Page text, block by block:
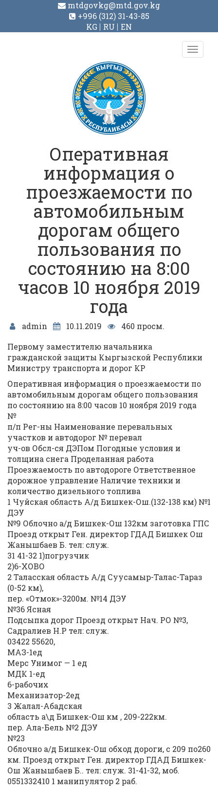
mtdgovkg@mtd.gov.kg
+996 (312) 31-43-85
KG
RU EN
Toggle
Оперативная
информация о
проезжаемости по
автомобильным
дорогам общего
пользования по
состоянию на 8:00
часов 10 ноября 2019
года
admin 10.11.2019
460 просм.
Первому заместителю начальника
гражданской защиты Кыргызской Республики
Министру транспорта и дорог КР
Оперативная информация о проезжаемости по
автомобильным дорогам общего пользования
по состоянию на 8:00 часов 10 ноября 2019 года
№
п/п Рег-ны Наименование перевальных
участков и автодорог № перевал
уч-ов Обсл-ся ДЭПом Погодные условия и
толщина снега Проделанная работа
Проезжаемость по автодороге Ответственное
дорожное управление Наличие техники и
количество дизельного топлива
1 Чуйская область А/д Бишкек-Ош.(132-138 км) №1
ДЭУ
№9 Облочно а/д Бишкек-Ош 132км заготовка ГПС
Проезд открыт Ген. директор ГДАД Бишкек Ош
Жанышбаев Б. тел: служ.
31 41-32 1)погрузчик
2)6-ХОВО
2 Таласская область А/д Суусамыр-Талас-Тараз
(0-52 км),
пер. «Отмок»-3200м. №14 ДЭУ
№36 Ясная
Подсыпка дорог Проезд открыт Нач. РО №3,
Садралиев Н.Р тел: служ.
03422 55620,
МАЗ-1ед
Мерс Унимог — 1 ед
МДК 1-ед
6-рабочих
Механизатор-2ед
3 Жалал-Абадская
область а\д Бишкек-Ош км , 209-222км.
пер. Ала-Бель №2 ДЭУ
№23
Облочно а/д Бишкек-Ош обход дороги, с 209 по260
км. Проезд открыт Ген. директор ГДАД Бишкек-
Ош Жанышбаев Б.. тел: служ. 31-41-32, моб.
0551332410 1 манипулятор 2 раб.